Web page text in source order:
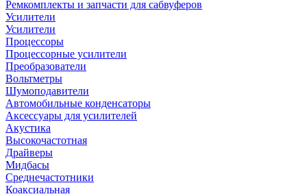
Ремкомплекты и запчасти для сабвуферов
Усилители
Усилители
Процессоры
Процессорные усилители
Преобразователи
Вольтметры
Шумоподавители
Автомобильные конденсаторы
Аксессуары для усилителей
Акустика
Высокочастотная
Драйверы
Мидбасы
Среднечастотники
Коаксиальная